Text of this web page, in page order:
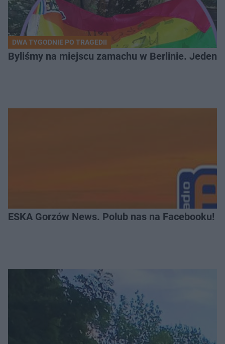
DWA TYGODNIE PO TRAGEDII
Byliśmy na miejscu zamachu w Berlinie. Jeden
ESKA Gorzów News. Polub nas na Facebooku!